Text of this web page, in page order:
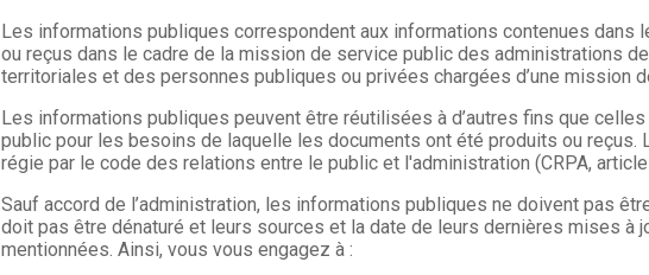
Les informations publiques correspondent aux informations contenues dans
ou reçus dans le cadre de la mission de service public des administrations
territoriales et des personnes publiques ou privées chargées d’une mission
Les informations publiques peuvent être réutilisées à d’autres fins que
public pour les besoins de laquelle les documents ont été produits ou reçus.
régie par le code des relations entre le public et l'administration (CRPA,
Sauf accord de l’administration, les informations publiques ne doivent pas
doit pas être dénaturé et leurs sources et la date de leurs dernières mises à
mentionnées. Ainsi, vous vous engagez à :